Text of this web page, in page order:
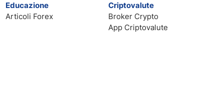
Educazione
Articoli Forex
Criptovalute
Broker Crypto
App Criptovalute